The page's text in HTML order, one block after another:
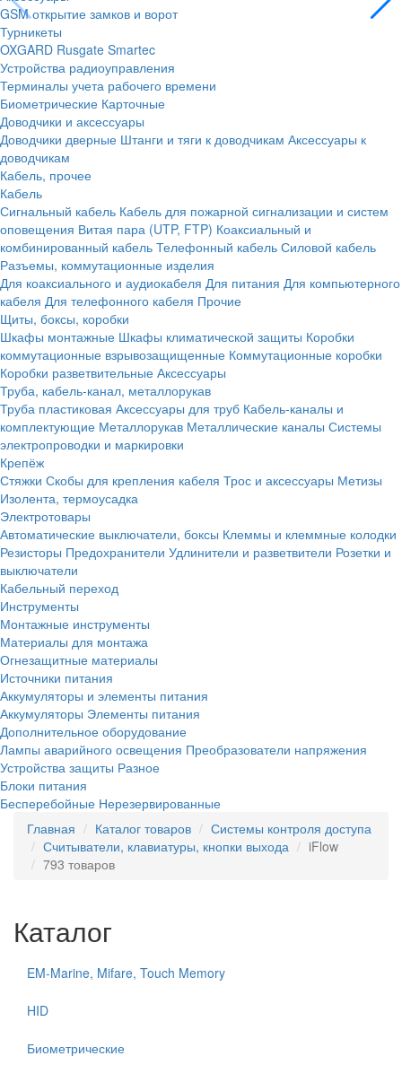
GSM открытие замков и ворот
Турникеты
OXGARD Rusgate Smartec
Устройства радиоуправления
Терминалы учета рабочего времени
Биометрические Карточные
Доводчики и аксессуары
Доводчики дверные Штанги и тяги к доводчикам Аксессуары к
доводчикам
Кабель, прочее
Кабель
Сигнальный кабель Кабель для пожарной сигнализации и систем
оповещения Витая пара (UTP, FTP) Коаксиальный и
комбинированный кабель Телефонный кабель Силовой кабель
Разъемы, коммутационные изделия
Для коаксиального и аудиокабеля Для питания Для компьютерного
кабеля Для телефонного кабеля Прочие
Щиты, боксы, коробки
Шкафы монтажные Шкафы климатической защиты Коробки
коммутационные взрывозащищенные Коммутационные коробки
Коробки разветвительные Аксессуары
Труба, кабель-канал, металлорукав
Труба пластиковая Аксессуары для труб Кабель-каналы и
комплектующие Металлорукав Металлические каналы Системы
электропроводки и маркировки
Крепёж
Стяжки Скобы для крепления кабеля Трос и аксессуары Метизы
Изолента, термоусадка
Электротовары
Автоматические выключатели, боксы Клеммы и клеммные колодки
Резисторы Предохранители Удлинители и разветвители Розетки и
выключатели
Кабельный переход
Инструменты
Монтажные инструменты
Материалы для монтажа
Огнезащитные материалы
Источники питания
Аккумуляторы и элементы питания
Аккумуляторы Элементы питания
Дополнительное оборудование
Лампы аварийного освещения Преобразователи напряжения
Устройства защиты Разное
Блоки питания
Бесперебойные Нерезервированные
Главная
Каталог товаров
Системы контроля доступа
Считыватели, клавиатуры, кнопки выхода
iFlow
793 товаров
Каталог
EM-Marine, Mifare, Touch Memory
HID
Биометрические